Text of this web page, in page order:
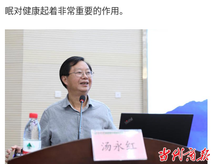
眠对健康起着非常重要的作用。